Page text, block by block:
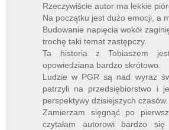
Rzeczywiście autor ma lekkie
Na początku jest dużo emocji, a
Budowanie napięcia wokół
trochę taki temat zastępczy.
Ta historia z Tobiaszem
opowiedziana bardzo skrótowo.
Ludzie w PGR są nad wyraz
patrzyli na przedsiębiorstwo i
perspektywy dzisiejszych czasów.
Zamierzam sięgnąć po
czytałam autorowi bardzo